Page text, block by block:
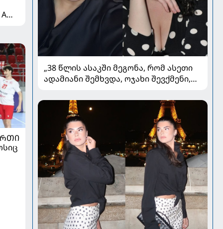
„38 წლის ასაკში მეგონა, რომ ასეთი
ადამიანი შემხვდა, ოჯახი შევქმენი,
ოჯახსა და განქორწინებაზე